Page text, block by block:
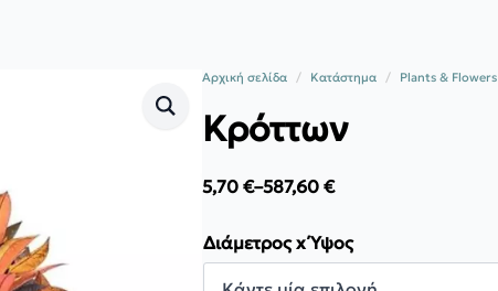
Αρχική σελίδα Κατάστημα Plants & Flowers
Κρόττων
5,70 €–587,60 €
Price
5,70 €
through
587,60 €
Διάμετρος x Ύψος